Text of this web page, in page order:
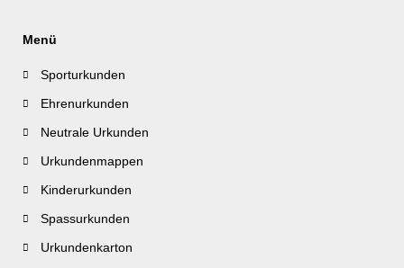
Menü
Sporturkunden
Ehrenurkunden
Neutrale Urkunden
Urkundenmappen
Kinderurkunden
Spassurkunden
Urkundenkarton